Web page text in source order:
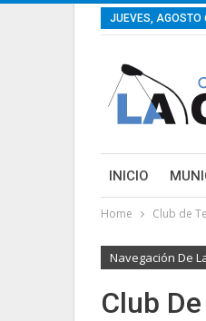
JUEVES, AGOSTO
INICIO
LIFESTYLE
Home Club de
Navegación De
Club